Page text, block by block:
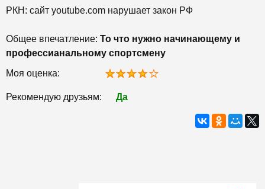
РКН: сайт youtube.com нарушает закон РФ
Общее впечатление: То что нужно начинающему и
профессианальному спортсмену
Моя оценка:
Рекомендую друзьям: Да